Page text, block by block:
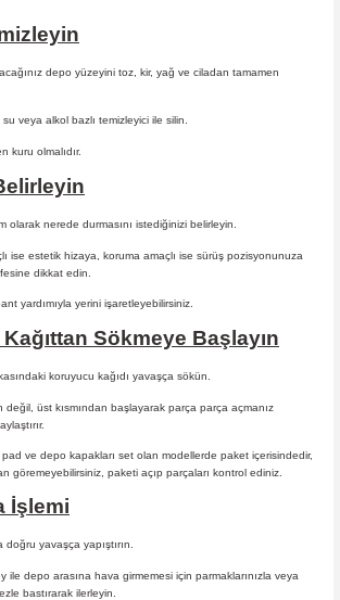
depo yüzeyini toz, kir, yağ ve ciladan tamamen
veya alkol bazlı temizleyici ile silin.
kuru olmalıdır.
olarak nerede durmasını istediğinizi belirleyin.
ise estetik hizaya, koruma amaçlı ise sürüş pozisyonunuza
dikkat edin.
yardımıyla yerini işaretleyebilirsiniz.
Sökmeye Başlayın
koruyucu kağıdı yavaşça sökün.
değil, üst kısmından başlayarak parça parça açmanız
ve depo kapakları set olan modellerde paket içerisindedir,
göremeyebilirsiniz, paketi açıp parçaları kontrol ediniz.
İşlemi
yavaşça yapıştırın.
ile depo arasına hava girmemesi için parmaklarınızla veya
bastırarak ilerleyin.